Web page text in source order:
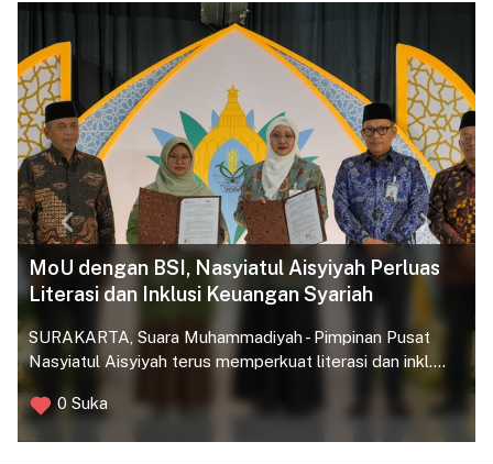
MoU dengan BSI, Nasyiatul Aisyiyah Perluas
Literasi dan Inklusi Keuangan Syariah
SURAKARTA, Suara Muhammadiyah - Pimpinan Pusat
Nasyiatul Aisyiyah terus memperkuat literasi dan inkl....
0 Suka
Previous Next